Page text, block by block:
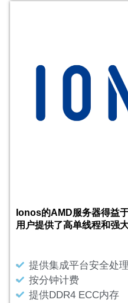
Ionos的AMD服务器得益
用户提供了高单线程和强
提供集成平台安全处
按分钟计费
提供DDR4 ECC内存